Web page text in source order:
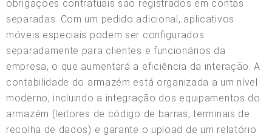
obrigações contratuais são registrados em contas
separadas. Com um pedido adicional, aplicativos
móveis especiais podem ser configurados
separadamente para clientes e funcionários da
empresa, o que aumentará a eficiência da interação. A
contabilidade do armazém está organizada a um nível
moderno, incluindo a integração dos equipamentos do
armazém (leitores de código de barras, terminais de
recolha de dados) e garante o upload de um relatório